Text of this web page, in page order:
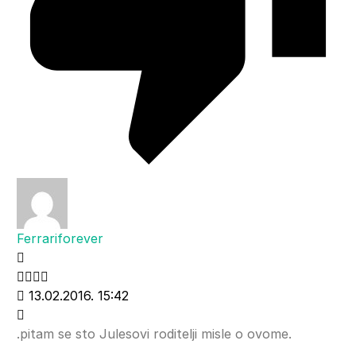
Ferrariforever
13.02.2016. 15:42
.pitam se sto Julesovi roditelji misle o ovome.